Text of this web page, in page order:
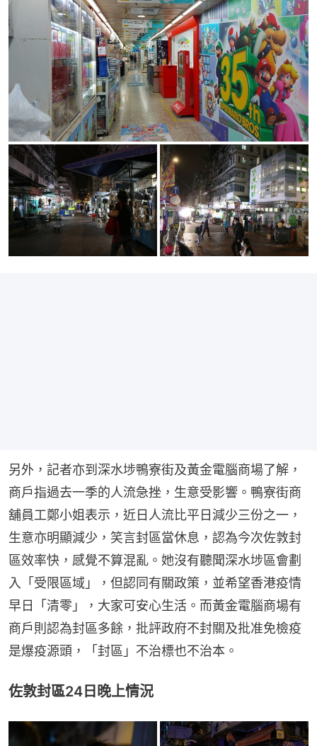
另外，記者亦到深水埗鴨寮街及黃金電腦商場了解，
商戶指過去一季的人流急挫，生意受影響。鴨寮街商
舖員工鄭小姐表示，近日人流比平日減少三份之一，
生意亦明顯減少，笑言封區當休息，認為今次佐敦封
區效率快，感覺不算混亂。她沒有聽聞深水埗區會劃
入「受限區域」，但認同有關政策，並希望香港疫情
早日「清零」，大家可安心生活。而黃金電腦商場有
商戶則認為封區多餘，批評政府不封關及批准免檢疫
是爆疫源頭，「封區」不治標也不治本。
佐敦封區24日晚上情況